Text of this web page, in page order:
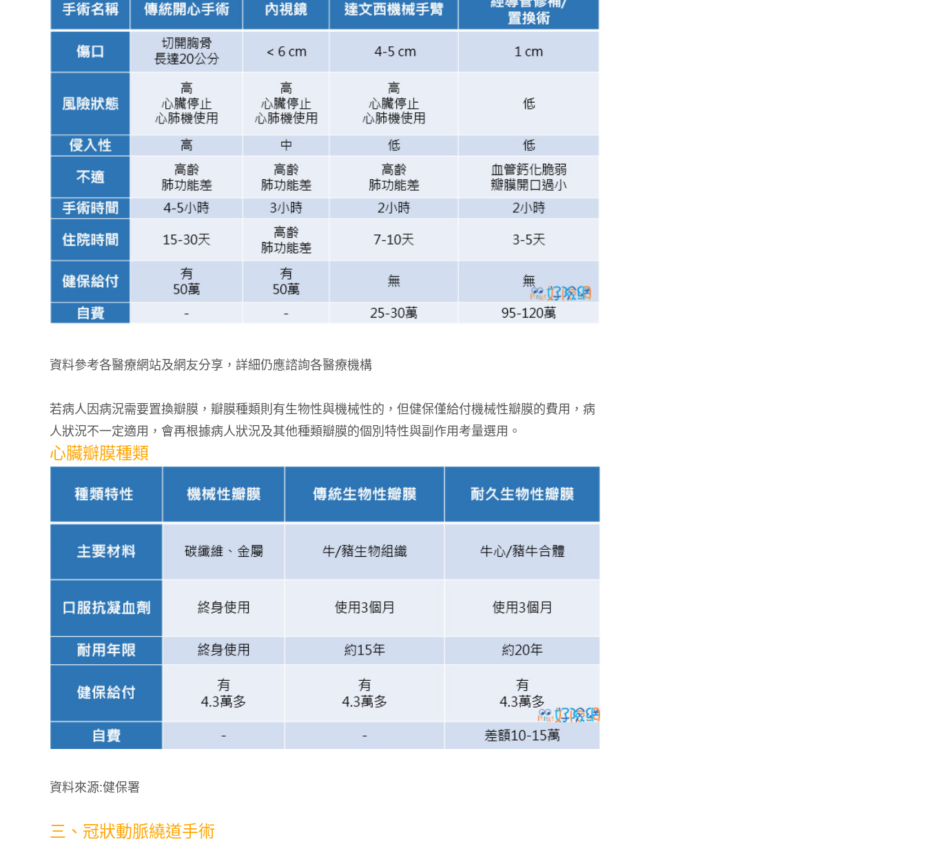
資料參考各醫療網站及網友分享，詳細仍應諮詢各醫療機構
若病人因病況需要置換瓣膜，瓣膜種類則有生物性與機械性的，但健保僅給付機械性瓣膜的費用，病
人狀況不一定適用，會再根據病人狀況及其他種類瓣膜的個別特性與副作用考量選用。
心臟瓣膜種類
資料來源:健保署
三、冠狀動脈繞道手術